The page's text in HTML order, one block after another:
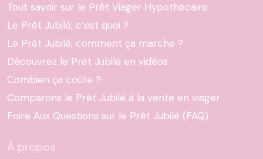
Tout savoir sur le Prêt Viager Hypothécaire
Le Prêt Jubilé, c’est quoi ?
Le Prêt Jubilé, comment ça marche ?
Découvrez le Prêt Jubilé en vidéos
Combien ça coûte ?
Comparons le Prêt Jubilé à la vente en viager
Foire Aux Questions sur le Prêt Jubilé (FAQ)
À propos